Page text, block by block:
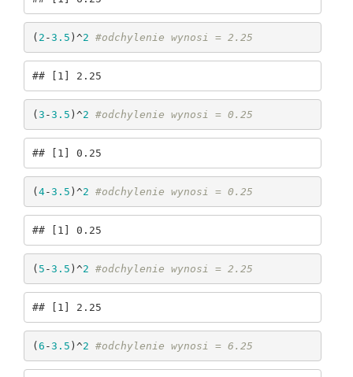
( 2 -3.5 )^2 #odchylenie wynosi = 2.25
## [1] 2.25
( 3 -3.5 )^2 #odchylenie wynosi = 0.25
## [1] 0.25
( 4-3.5 )^2 #odchylenie wynosi = 0.25
## [1] 0.25
( 5 -3.5 )^2 #odchylenie wynosi = 2.25
## [1] 2.25
( 6 -3.5 )^2 #odchylenie wynosi = 6.25